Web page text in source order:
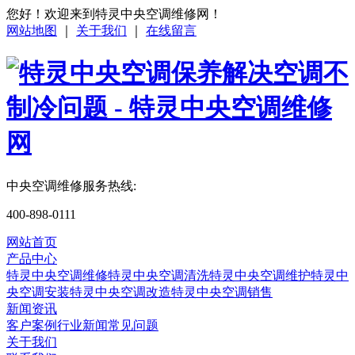
您好！欢迎来到特灵中央空调维修网！
网站地图
关于我们 在线留言
中央空调维修服务热线:
400-898-0111
网站首页
产品中心
特灵中央空调维修特灵中央空调清洗特灵中央空调维护特灵中
央空调安装特灵中央空调改造特灵中央空调销售
新闻资讯
客户案例行业新闻常见问题
关于我们